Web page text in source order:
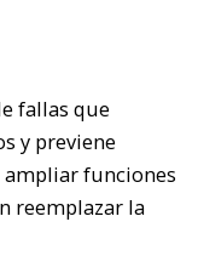
fallas que
y previene
funciones
reemplazar la